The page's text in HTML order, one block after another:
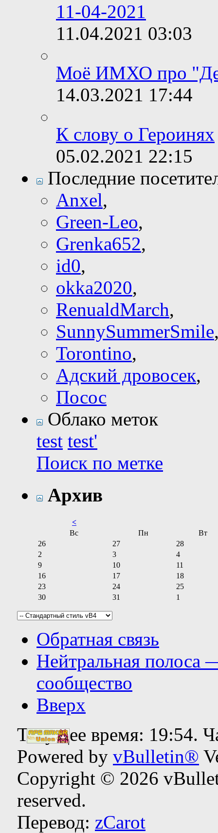
11-04-2021
11.04.2021 03:03
Моё ИМХО про
14.03.2021 17:44
К слову о Героинях
05.02.2021 22:15
Последние
Anxel,
Green-Leo,
Grenka652,
id0,
okka2020,
RenualdMarch,
SunnySummerSmile
Torontino,
Адский дровосек,
Посос
Облако меток
test test'
Поиск по метке
Архив
<
Вс
Пн
Вт
26
27
28
2
3
4
9
10
11
16
17
18
23
24
25
30
31 1
Обратная связь
Нейтральная полоса
сообщество
Вверх
Текущее время: 19:54.
Powered by vBulletin®
Copyright © 2026
reserved.
Перевод: zCarot